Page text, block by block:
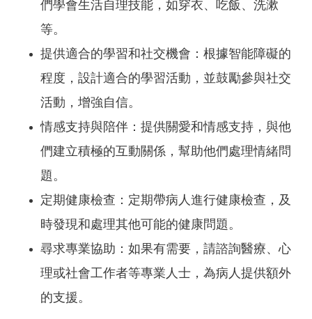
們學會生活自理技能，如穿衣、吃飯、洗漱
等。
提供適合的學習和社交機會：根據智能障礙的
程度，設計適合的學習活動，並鼓勵參與社交
活動，增強自信。
情感支持與陪伴：提供關愛和情感支持，與他
們建立積極的互動關係，幫助他們處理情緒問
題。
定期健康檢查：定期帶病人進行健康檢查，及
時發現和處理其他可能的健康問題。
尋求專業協助：如果有需要，請諮詢醫療、心
理或社會工作者等專業人士，為病人提供額外
的支援。